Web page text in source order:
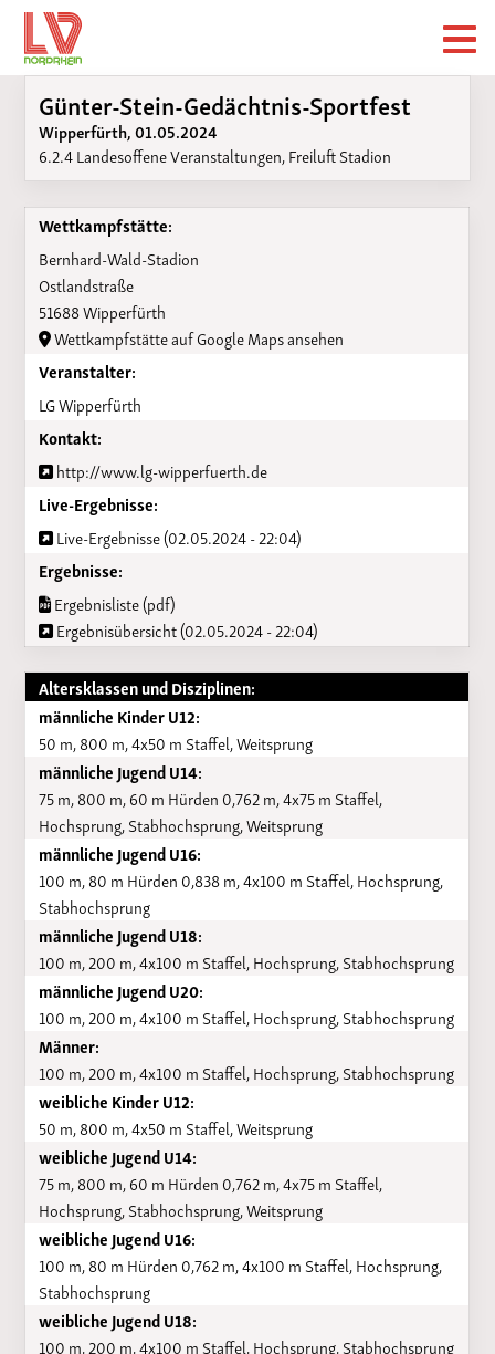
Günter-Stein-Gedächtnis-Sportfest
Wipperfürth, 01.05.2024
6.2.4 Landesoffene Veranstaltungen, Freiluft Stadion
Wettkampfstätte:
Bernhard-Wald-Stadion
Ostlandstraße
51688 Wipperfürth
Wettkampfstätte auf Google Maps ansehen
Veranstalter:
LG Wipperfürth
Kontakt:
http://www.lg-wipperfuerth.de
Live-Ergebnisse:
Live-Ergebnisse (02.05.2024 - 22:04)
Ergebnisse:
Ergebnisliste (pdf)
Ergebnisübersicht (02.05.2024 - 22:04)
Altersklassen und Disziplinen:
männliche Kinder U12:
50 m, 800 m, 4x50 m Staffel, Weitsprung
männliche Jugend U14:
75 m, 800 m, 60 m Hürden 0,762 m, 4x75 m Staffel,
Hochsprung, Stabhochsprung, Weitsprung
männliche Jugend U16:
100 m, 80 m Hürden 0,838 m, 4x100 m Staffel, Hochsprung,
Stabhochsprung
männliche Jugend U18:
100 m, 200 m, 4x100 m Staffel, Hochsprung, Stabhochsprung
männliche Jugend U20:
100 m, 200 m, 4x100 m Staffel, Hochsprung, Stabhochsprung
Männer:
100 m, 200 m, 4x100 m Staffel, Hochsprung, Stabhochsprung
weibliche Kinder U12:
50 m, 800 m, 4x50 m Staffel, Weitsprung
weibliche Jugend U14:
75 m, 800 m, 60 m Hürden 0,762 m, 4x75 m Staffel,
Hochsprung, Stabhochsprung, Weitsprung
weibliche Jugend U16:
100 m, 80 m Hürden 0,762 m, 4x100 m Staffel, Hochsprung,
Stabhochsprung
weibliche Jugend U18:
100 m, 200 m, 4x100 m Staffel, Hochsprung, Stabhochsprung